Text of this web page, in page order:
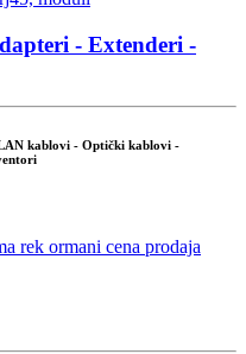
- Extenderi -
kablovi - Optički kablovi -